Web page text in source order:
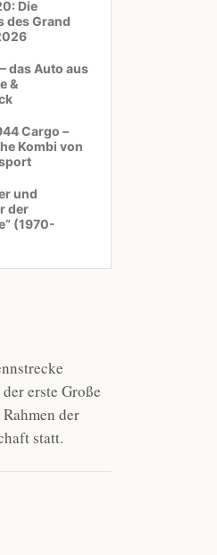
Die
des Grand
das Auto aus
&
Cargo –
Kombi von
und
der
(1970-
erste Große
der
statt.